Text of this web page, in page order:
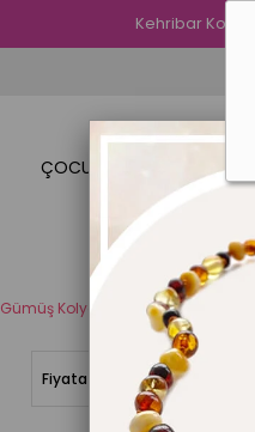
Kehribar Kolye
ÇOCUK ÜRÜNLERİMİZ
Gümüş Kolye
Fiyata Göre (Artan)